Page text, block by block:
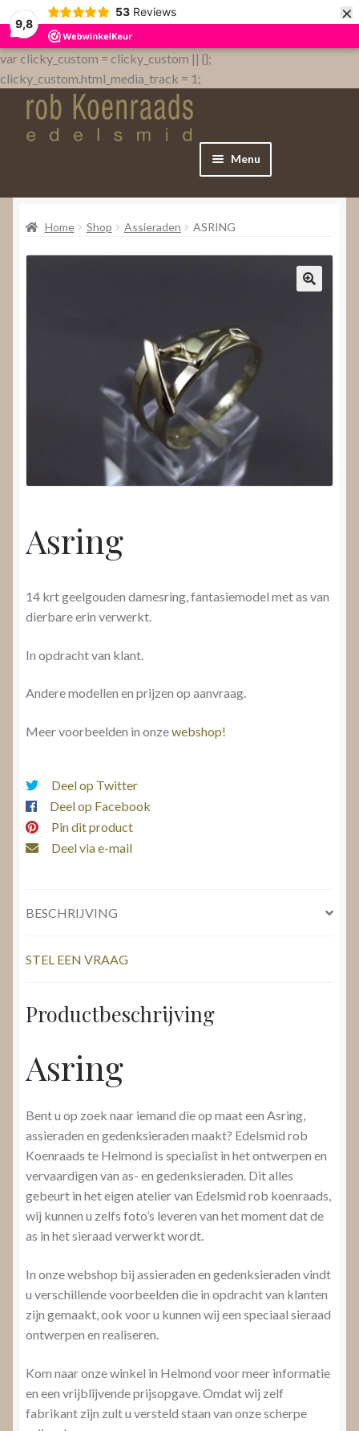
9,8
53 Reviews ×
var clicky_custom = clicky_custom || {};
clicky_custom.html_media_track = 1;
Menu
Home
Submenu
uitvouwen
Home Shop Assieraden ASRING
Asring
14 krt geelgouden damesring, fantasiemodel met as van
dierbare erin verwerkt.
In opdracht van klant.
Andere modellen en prijzen op aanvraag.
Meer voorbeelden in onzewebshop!
Deel op Twitter
Deel op Facebook
Pin dit product
Deel via e-mail
BESCHRIJVING
STEL EEN VRAAG
Productbeschrijving
Asring
Bent u op zoek naar iemand die op maat een Asring,
assieraden en gedenksieraden maakt? Edelsmid rob
Koenraads te Helmond is specialist in het ontwerpen en
vervaardigen van as- en gedenksieraden. Dit alles
gebeurt in het eigen atelier van Edelsmid rob koenraads,
wij kunnen u zelfs foto’s leveren van het moment dat de
as in het sieraad verwerkt wordt.
In onze webshop bij assieraden en gedenksieraden vindt
u verschillende voorbeelden die in opdracht van klanten
zijn gemaakt, ook voor u kunnen wij een speciaal sieraad
ontwerpen en realiseren.
Kom naar onze winkel in Helmond voor meer informatie
en een vrijblijvende prijsopgave. Omdat wij zelf
fabrikant zijn zult u versteld staan van onze scherpe